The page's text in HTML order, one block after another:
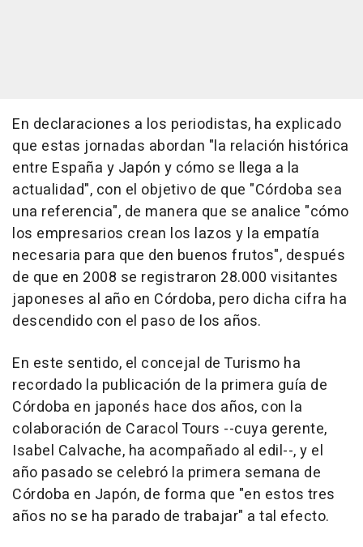
En declaraciones a los periodistas, ha explicado
que estas jornadas abordan "la relación histórica
entre España y Japón y cómo se llega a la
actualidad", con el objetivo de que "Córdoba sea
una referencia", de manera que se analice "cómo
los empresarios crean los lazos y la empatía
necesaria para que den buenos frutos", después
de que en 2008 se registraron 28.000 visitantes
japoneses al año en Córdoba, pero dicha cifra ha
descendido con el paso de los años.
En este sentido, el concejal de Turismo ha
recordado la publicación de la primera guía de
Córdoba en japonés hace dos años, con la
colaboración de Caracol Tours --cuya gerente,
Isabel Calvache, ha acompañado al edil--, y el
año pasado se celebró la primera semana de
Córdoba en Japón, de forma que "en estos tres
años no se ha parado de trabajar" a tal efecto.